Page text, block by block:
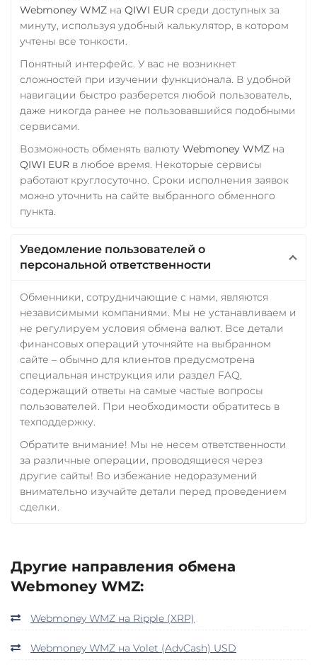
Webmoney WMZ на QIWI EUR среди доступных за
минуту, используя удобный калькулятор, в котором
учтены все тонкости.
Понятный интерфейс. У вас не возникнет
сложностей при изучении функционала. В удобной
навигации быстро разберется любой пользователь,
даже никогда ранее не пользовавшийся подобными
сервисами.
Возможность обменять валюту Webmoney WMZ на
QIWI EUR в любое время. Некоторые сервисы
работают круглосуточно. Сроки исполнения заявок
можно уточнить на сайте выбранного обменного
пункта.
Уведомление пользователей о
персональной ответственности
Обменники, сотрудничающие с нами, являются
независимыми компаниями. Мы не устанавливаем и
не регулируем условия обмена валют. Все детали
финансовых операций уточняйте на выбранном
сайте – обычно для клиентов предусмотрена
специальная инструкция или раздел FAQ,
содержащий ответы на самые частые вопросы
пользователей. При необходимости обратитесь в
техподдержку.
Обратите внимание! Мы не несем ответственности
за различные операции, проводящиеся через
другие сайты! Во избежание недоразумений
внимательно изучайте детали перед проведением
сделки.
Другие направления обмена
Webmoney WMZ:
Webmoney WMZ на Ripple (XRP)
Webmoney WMZ на Volet (AdvCash) USD